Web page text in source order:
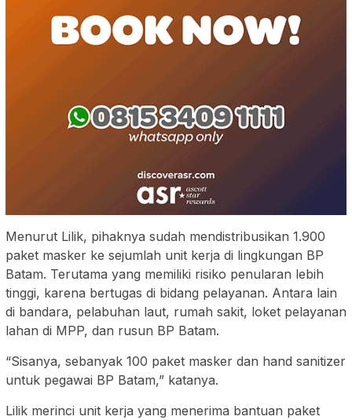
Menurut Lilik, pihaknya sudah mendistribusikan 1.900
paket masker ke sejumlah unit kerja di lingkungan BP
Batam. Terutama yang memiliki risiko penularan lebih
tinggi, karena bertugas di bidang pelayanan. Antara lain
di bandara, pelabuhan laut, rumah sakit, loket pelayanan
lahan di MPP, dan rusun BP Batam.
“Sisanya, sebanyak 100 paket masker dan hand sanitizer
untuk pegawai BP Batam,” katanya.
Lilik merinci unit kerja yang menerima bantuan paket